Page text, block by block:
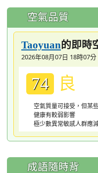
空氣品質
Taoyuan的即時
2026年08月07日 18時07分
74 良
空氣質量可接受，但某
健康有較弱影響
極少數異常敏感人群應
成語隨時背